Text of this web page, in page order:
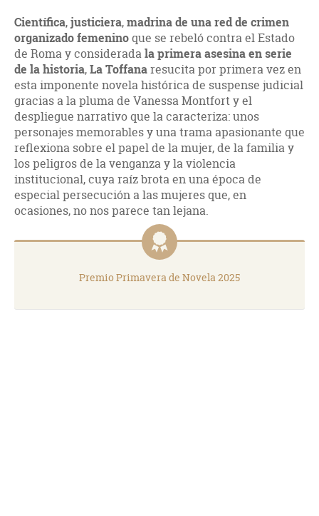
Científica,justiciera,madrina de una red de crimen
organizado femeninoque se rebeló contra el Estado
de Roma y consideradala primera asesina en serie
de la historia,La Toffanaresucita por primera vez en
esta imponente novela histórica de suspense judicial
gracias a la pluma de Vanessa Montfort y el
despliegue narrativo que la caracteriza: unos
personajes memorables y una trama apasionante que
reflexiona sobre el papel de la mujer, de la familia y
los peligros de la venganza y la violencia
institucional, cuya raíz brota en una época de
especial persecución a las mujeres que, en
ocasiones, no nos parece tan lejana.
Premio Primavera de Novela 2025